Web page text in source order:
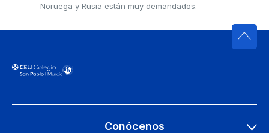
Noruega y Rusia están muy demandados.
Conócenos